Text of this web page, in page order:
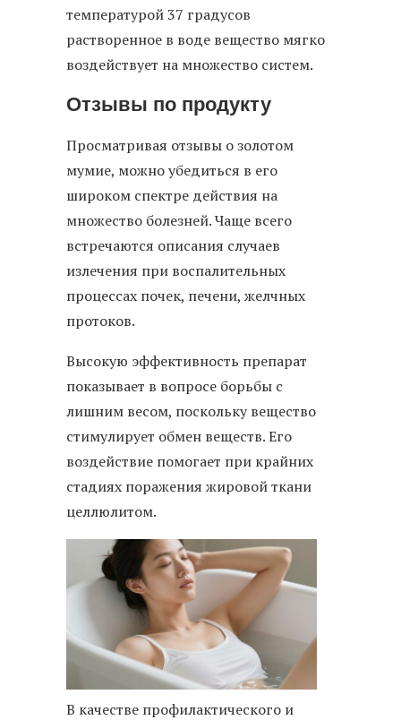
температурой 37 градусов
растворенное в воде вещество мягко
воздействует на множество систем.
Отзывы по продукту
Просматривая отзывы о золотом
мумие, можно убедиться в его
широком спектре действия на
множество болезней. Чаще всего
встречаются описания случаев
излечения при воспалительных
процессах почек, печени, желчных
протоков.
Высокую эффективность препарат
показывает в вопросе борьбы с
лишним весом, поскольку вещество
стимулирует обмен веществ. Его
воздействие помогает при крайних
стадиях поражения жировой ткани
целлюлитом.
В качестве профилактического и